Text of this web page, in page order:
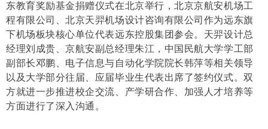
东教育奖励基金捐赠仪式在北京举行，北京京航安机场工
程有限公司、北京天羿机场设计咨询有限公司作为远东旗
下机场板块核心单位代表远东控股集团参会。天羿设计总
经理刘成贵、京航安副总经理朱江，中国民航大学学工部
副部长邓鹏、电子信息与自动化学院院长韩萍等相关领导
以及大学部分往届、应届毕业生代表出席了签约仪式。双
方就进一步推进校企交流、产学研合作、加强人才培养等
方面进行了深入沟通。